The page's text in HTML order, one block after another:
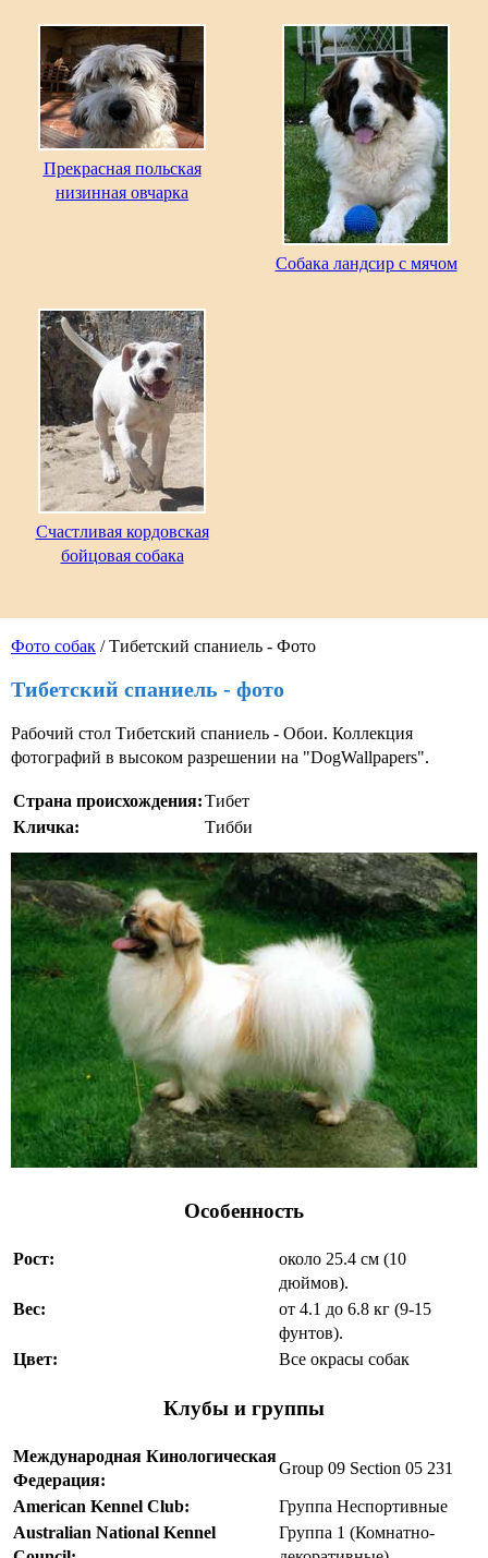
Фото собак / Тибетский спаниель - Фото
Тибетский спаниель - фото
Рабочий стол Тибетский спаниель - Обои. Коллекция
фотографий в высоком разрешении на "DogWallpapers".
Страна происхождения:Тибет
Кличка:
Тибби
Особенность
Рост:
около 25.4 см (10
дюймов).
Вес:
от 4.1 до 6.8 кг (9-15
фунтов).
Цвет:
Все окрасы собак
Клубы и группы
Международная Кинологическая
Федерация:
Group 09 Section 05 231
American Kennel Club:
Группа Неспортивные
Australian National Kennel
Группа 1 (Комнатно-
Прекрасная польская
низинная овчарка
Собака ландсир с мячом
Счастливая кордовская
бойцовая собака